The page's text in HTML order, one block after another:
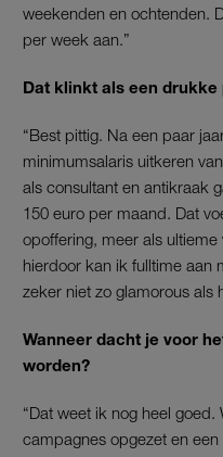
weekenden en ochtenden.
per week aan.”
Dat klinkt als een drukke
“Best pittig. Na een paar
minimumsalaris uitkeren
als consultant en antikraak
150 euro per maand. Dat
opoffering, meer als
hierdoor kan ik fulltime aan
zeker niet zo glamorous als
Wanneer dacht je voor
worden?
“Dat weet ik nog heel
campagnes opgezet en